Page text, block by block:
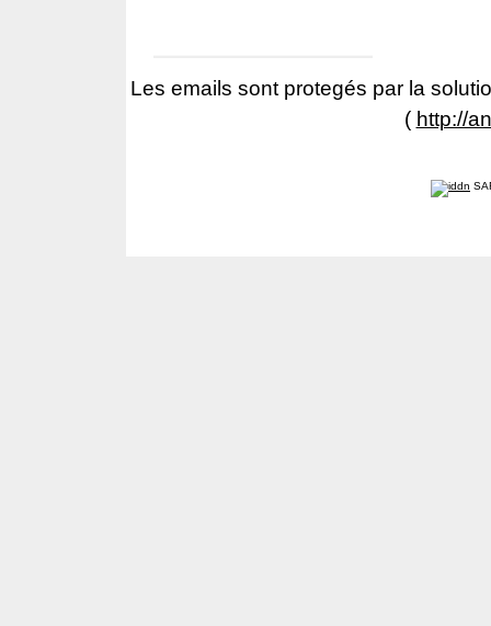
Les emails sont protegés par la
( http://